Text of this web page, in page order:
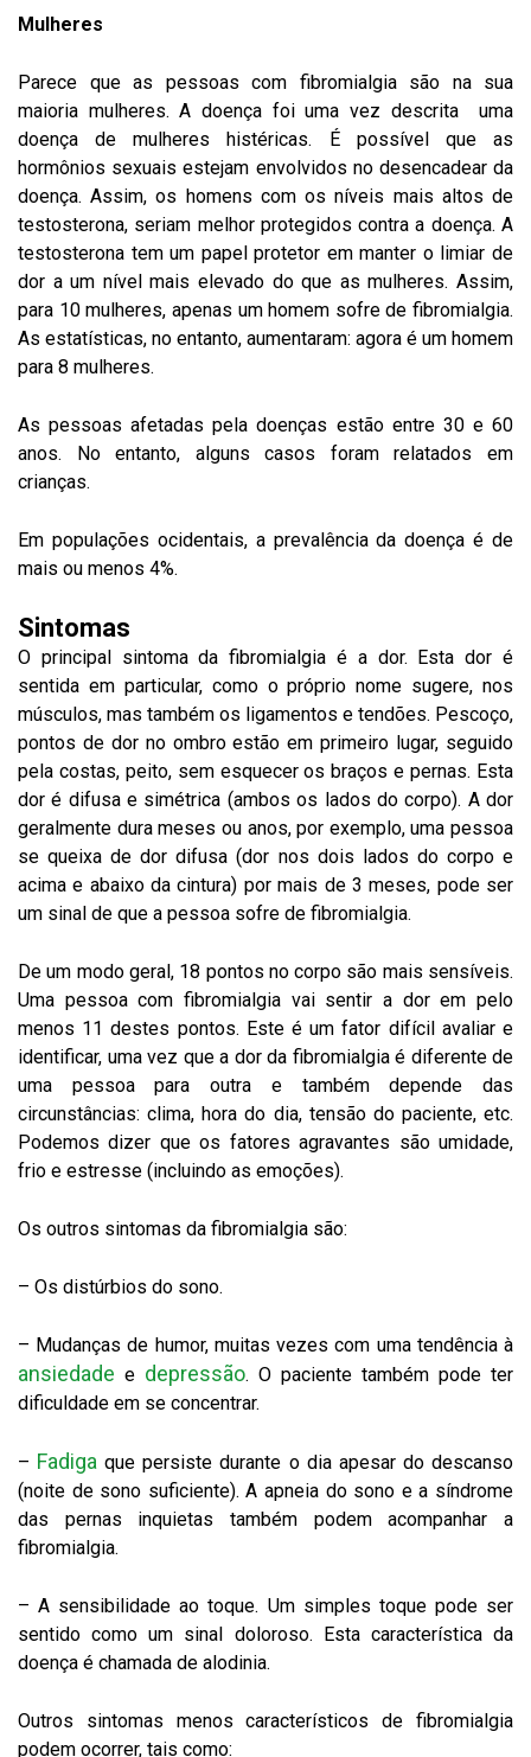
Mulheres
Parece que as pessoas com fibromialgia são na sua
maioria mulheres. A doença foi uma vez descrita uma
doença de mulheres histéricas. É possível que as
hormônios sexuais estejam envolvidos no desencadear da
doença. Assim, os homens com os níveis mais altos de
testosterona, seriam melhor protegidos contra a doença. A
testosterona tem um papel protetor em manter o limiar de
dor a um nível mais elevado do que as mulheres. Assim,
para 10 mulheres, apenas um homem sofre de fibromialgia.
As estatísticas, no entanto, aumentaram: agora é um homem
para 8 mulheres.
As pessoas afetadas pela doenças estão entre 30 e 60
anos. No entanto, alguns casos foram relatados em
crianças.
Em populações ocidentais, a prevalência da doença é de
mais ou menos 4%.
Sintomas
O principal sintoma da fibromialgia é a dor. Esta dor é
sentida em particular, como o próprio nome sugere, nos
músculos, mas também os ligamentos e tendões. Pescoço,
pontos de dor no ombro estão em primeiro lugar, seguido
pela costas, peito, sem esquecer os braços e pernas. Esta
dor é difusa e simétrica (ambos os lados do corpo). A dor
geralmente dura meses ou anos, por exemplo, uma pessoa
se queixa de dor difusa (dor nos dois lados do corpo e
acima e abaixo da cintura) por mais de 3 meses, pode ser
um sinal de que a pessoa sofre de fibromialgia.
De um modo geral, 18 pontos no corpo são mais sensíveis.
Uma pessoa com fibromialgia vai sentir a dor em pelo
menos 11 destes pontos. Este é um fator difícil avaliar e
identificar, uma vez que a dor da fibromialgia é diferente de
uma pessoa para outra e também depende das
circunstâncias: clima, hora do dia, tensão do paciente, etc.
Podemos dizer que os fatores agravantes são umidade,
frio e estresse (incluindo as emoções).
Os outros sintomas da fibromialgia são:
– Os distúrbios do sono.
– Mudanças de humor, muitas vezes com uma tendência à
ansiedade e depressão. O paciente também pode ter
dificuldade em se concentrar.
– Fadiga que persiste durante o dia apesar do descanso
(noite de sono suficiente). A apneia do sono e a síndrome
das pernas inquietas também podem acompanhar a
fibromialgia.
– A sensibilidade ao toque. Um simples toque pode ser
sentido como um sinal doloroso. Esta característica da
doença é chamada de alodinia.
Outros sintomas menos característicos de fibromialgia
podem ocorrer, tais como: